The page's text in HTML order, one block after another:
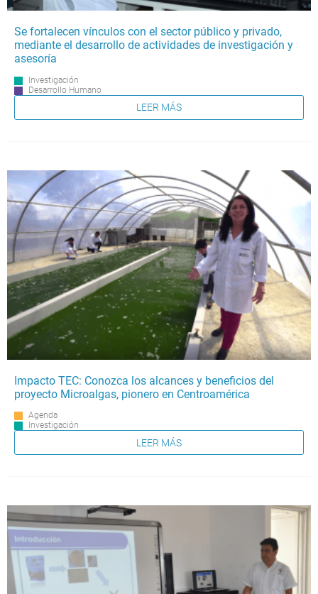
Se fortalecen vínculos con el sector público y privado,
mediante el desarrollo de actividades de investigación y
asesoría
Investigación
Desarrollo Humano
LEER MÁS
Impacto TEC: Conozca los alcances y beneficios del
proyecto Microalgas, pionero en Centroamérica
Agenda
Investigación
LEER MÁS